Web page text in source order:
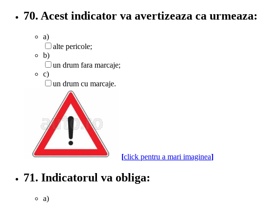
70. Acest indicator va avertizeaza ca urmeaza:
a)
alte pericole;
b)
un drum fara marcaje;
c)
un drum cu marcaje.
[click pentru a mari imaginea]
71. Indicatorul va obliga:
a)